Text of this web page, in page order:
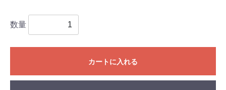
数量
カートに入れる